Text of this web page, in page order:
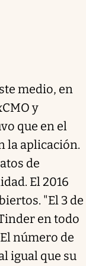
medio, en
y
que en el
la aplicación.
de
El 2016
"El 3 de
en todo
número de
igual que su